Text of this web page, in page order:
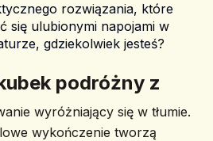
rozwiązania, które
się ulubionymi napojami w
gdziekolwiek jesteś?
podróżny z
wyróżniający się w tłumie.
wykończenie tworzą